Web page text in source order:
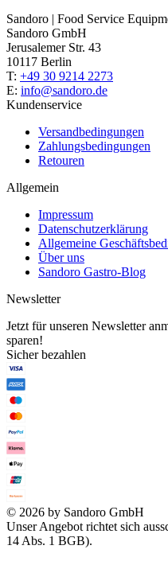
Sandoro | Food Service
Sandoro GmbH
Jerusalemer Str. 43
10117 Berlin
T: +49 30 9214 2273
E: info@sandoro.de
Kundenservice
Versandbedingungen
Zahlungsbedingungen
Retouren
Allgemein
Impressum
Datenschutzerklärung
Allgemeine
Über uns
Sandoro Gastro-Blog
Newsletter
Jetzt für unseren Newsletter
sparen!
Sicher bezahlen
© 2026 by Sandoro GmbH
Unser Angebot richtet sich
14 Abs. 1 BGB).